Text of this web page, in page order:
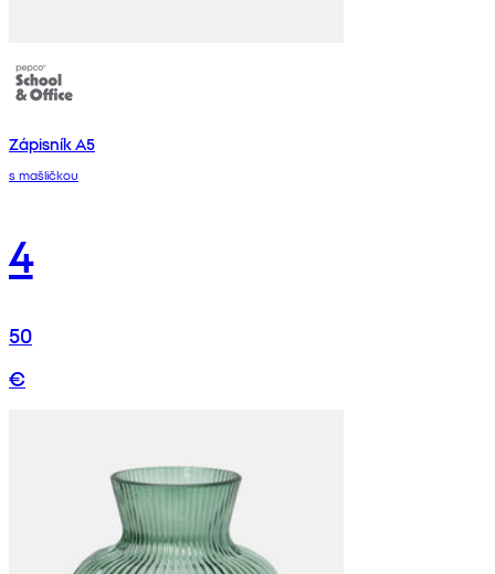
Zápisník A5
s mašličkou
4
50
€